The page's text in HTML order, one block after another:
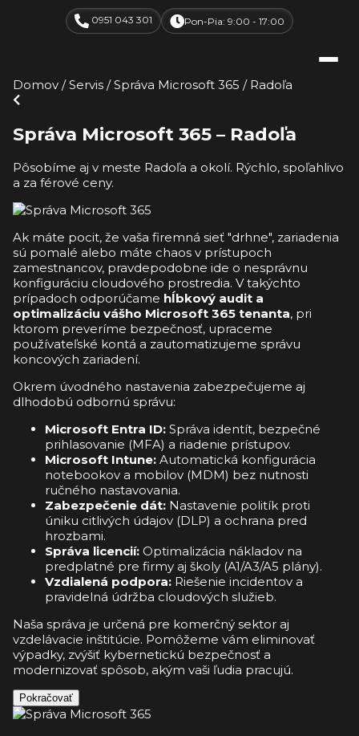
0951 043 301 Pon-Pia: 9:00 - 17:00
Domov / Servis / Správa Microsoft 365 / Radoľa
Správa Microsoft 365 – Radoľa
Pôsobíme aj v meste Radoľa a okolí. Rýchlo, spoľahlivo
a za férové ceny.
Ak máte pocit, že vaša firemná sieť "drhne", zariadenia
sú pomalé alebo máte chaos v prístupoch
zamestnancov, pravdepodobne ide o nesprávnu
konfiguráciu cloudového prostredia. V takýchto
prípadoch odporúčame hĺbkový audit a
optimalizáciu vášho Microsoft 365 tenanta, pri
ktorom preveríme bezpečnosť, upraceme
používateľské kontá a zautomatizujeme správu
koncových zariadení.
Okrem úvodného nastavenia zabezpečujeme aj
dlhodobú odbornú správu:
Microsoft Entra ID: Správa identít, bezpečné
prihlasovanie (MFA) a riadenie prístupov.
Microsoft Intune: Automatická konfigurácia
notebookov a mobilov (MDM) bez nutnosti
ručného nastavovania.
Zabezpečenie dát: Nastavenie politík proti
úniku citlivých údajov (DLP) a ochrana pred
hrozbami.
Správa licencií: Optimalizácia nákladov na
predplatné pre firmy aj školy (A1/A3/A5 plány).
Vzdialená podpora: Riešenie incidentov a
pravidelná údržba cloudových služieb.
Naša správa je určená pre komerčný sektor aj
vzdelávacie inštitúcie. Pomôžeme vám eliminovať
výpadky, zvýšiť kybernetickú bezpečnosť a
modernizovať spôsob, akým vaši ľudia pracujú.
Pokračovať